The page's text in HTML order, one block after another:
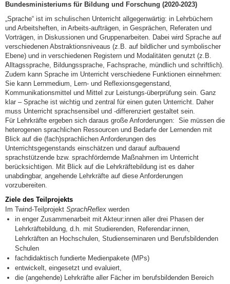
Bundesministeriums für Bildung und Forschung (2020-2023)
„Sprache“ ist im schulischen Unterricht allgegenwärtig: in Lehrbüchern
und Arbeitsheften, in Arbeits-aufträgen, in Gesprächen, Referaten und
Vorträgen, in Diskussionen und Gruppenarbeiten. Dabei wird Sprache auf
verschiedenen Abstraktionsniveaus (z.B. auf bildlicher und symbolischer
Ebene) und in verschiedenen Registern und Modalitäten genutzt (z.B.
Alltagssprache, Bildungssprache, Fachsprache, mündlich und schriftlich).
Zudem kann Sprache im Unterricht verschiedene Funktionen einnehmen:
Sie kann Lernmedium, Lern- und Reflexionsgegenstand,
Kommunikationsmittel und Mittel zur Leistungs-überprüfung sein. Ganz
klar – Sprache ist wichtig und zentral für einen guten Unterricht. Daher
muss Unterricht sprachsensibel und -differenziert gestaltet sein.
Für Lehrkräfte ergeben sich daraus große Anforderungen: Sie müssen die
heterogenen sprachlichen Ressourcen und Bedarfe der Lernenden mit
Blick auf die (fach)sprachlichen Anforderungen des
Unterrichtsgegenstands einschätzen und darauf aufbauend
sprachstützende bzw. sprachfördernde Maßnahmen im Unterricht
berücksichtigen. Mit Blick auf die Lehrkräftebildung ist es daher
unabdingbar, angehende Lehrkräfte auf diese Anforderungen
vorzubereiten.
Ziele des Teilprojekts
Im Twind-Teilprojekt SprachReflex werden
in enger Zusammenarbeit mit Akteur:innen aller drei Phasen der
Lehrkräftebildung, d.h. mit Studierenden, Referendar:innen,
Lehrkräften an Hochschulen, Studienseminaren und Berufsbildenden
Schulen
fachdidaktisch fundierte Medienpakete (MPs)
entwickelt, eingesetzt und evaluiert,
die (angehende) Lehrkräfte aller Fächer im berufsbildenden Bereich